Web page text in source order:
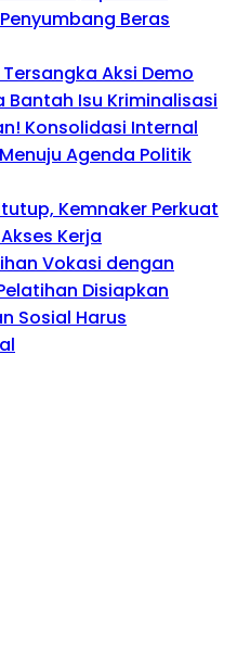
Beras
Aksi Demo
Bantah Isu Kriminalisasi
Konsolidasi Internal
Agenda Politik
Kemnaker Perkuat
Kerja
Vokasi dengan
Disiapkan
Sosial Harus